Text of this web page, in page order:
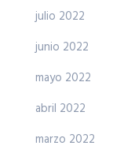
julio 2022
junio 2022
mayo 2022
abril 2022
marzo 2022